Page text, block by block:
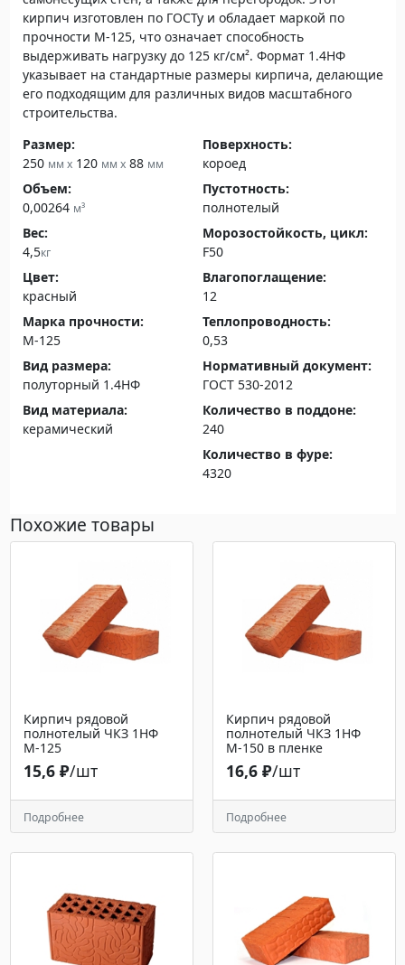
кирпич изготовлен по ГОСТу и обладает маркой по
прочности М-125, что означает способность
выдерживать нагрузку до 125 кг/см². Формат 1.4НФ
указывает на стандартные размеры кирпича, делающие
его подходящим для различных видов масштабного
строительства.
Размер:
250 мм x120 мм x88 мм
Объем:
0,00264 м³
Вес:
4,5кг
Цвет:
красный
Марка прочности:
М-125
Вид размера:
полуторный 1.4НФ
Вид материала:
керамический
Поверхность:
короед
Пустотность:
полнотелый
Морозостойкость, цикл:
F50
Влагопоглащение:
12
Теплопроводность:
0,53
Нормативный документ:
ГОСТ 530-2012
Количество в поддоне:
240
Количество в фуре:
4320
Похожие товары
Кирпич рядовой
полнотелый ЧКЗ 1НФ
М-125
15,6 ₽/шт
Подробнее
Кирпич рядовой
полнотелый ЧКЗ 1НФ
М-150 в пленке
16,6 ₽/шт
Подробнее